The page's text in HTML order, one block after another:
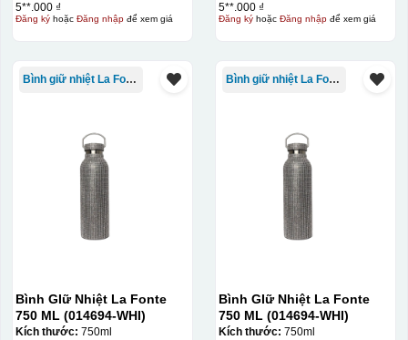
5**.000 ₫
Đăng kýhoặc Đăng nhậpđể xem giá
5**.000 ₫
Đăng kýhoặc Đăng nhậpđể xem giá
Bình giữ nhiệt La Fonte
Bình GIữ Nhiệt La Fonte
750 ML (014694-WHI)
Kích thước: 750ml
Bình giữ nhiệt La Fonte
Bình GIữ Nhiệt La Fonte
750 ML (014694-WHI)
Kích thước: 750ml